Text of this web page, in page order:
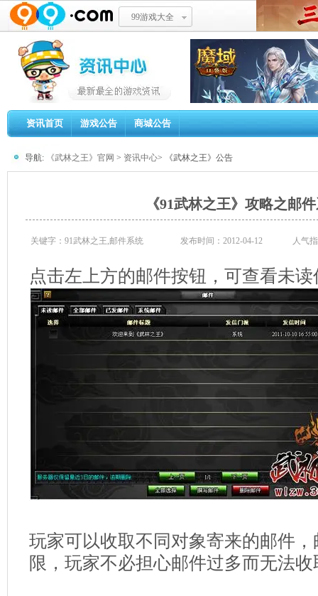
99游戏大全
资讯首页 游戏公告 商城公告
导航: 《武林之王》官网 > 资讯中心> 《武林之王》公告
《91武林之王》攻略之邮
关键字：91武林之王,邮件系统 发布时间：2012-04-12 人气
点击左上方的邮件按钮，可查看未读
玩家可以收取不同对象寄来的邮件
限，玩家不必担心邮件过多而无法收